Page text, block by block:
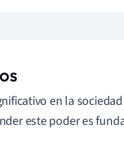
en la
este poder es